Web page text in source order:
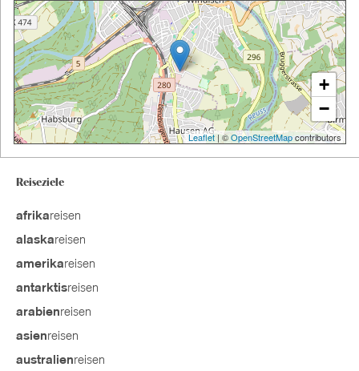
+
−
Leaflet| ©OpenStreetMapcontributors
Reiseziele
afrikareisen
alaskareisen
amerikareisen
antarktisreisen
arabienreisen
asienreisen
australienreisen